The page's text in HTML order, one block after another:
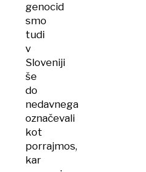
genocid
smo
tudi
v
Sloveniji
še
do
nedavnega
označevali
kot
porrajmos,
kar